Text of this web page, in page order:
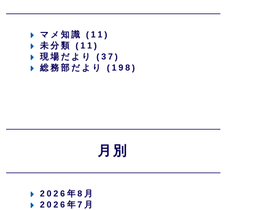
マメ知識 (11)
未分類 (11)
現場だより (37)
総務部だより (198)
月別
2026年8月
2026年7月